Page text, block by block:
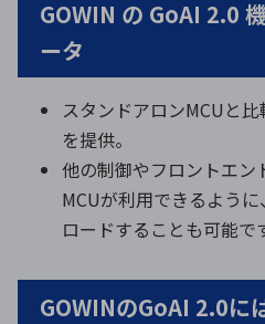
GOWIN の GoAI 2.0
ータ
スタンドアロンMCUと
を提供。
他の制御やフロントエン
MCUが利用できるよう
ロードすることも可能で
GOWINのGoAI 2.0に